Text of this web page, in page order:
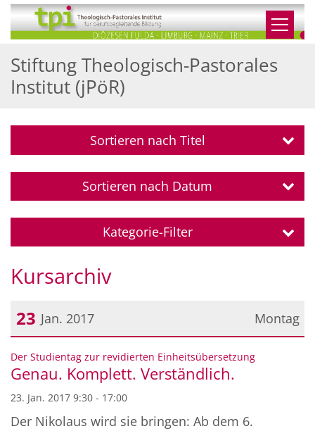
Zum Inhalt springen
Stiftung Theologisch-Pastorales
Institut (jPöR)
Sortieren nach Titel
Sortieren nach Datum
Kategorie-Filter
Kursarchiv
Montag
23 Jan. 2017
Datum: 23. Januar 2017
Der Studientag zur revidierten Einheitsübersetzung:
Genau. Komplett. Verständlich.
23. Jan. 2017 9:30 - 17:00
Der Nikolaus wird sie bringen: Ab dem 6.